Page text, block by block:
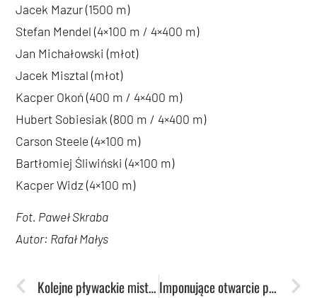
Jacek Mazur (1500 m)
Stefan Mendel (4×100 m / 4×400 m)
Jan Michałowski (młot)
Jacek Misztal (młot)
Kacper Okoń (400 m / 4×400 m)
Hubert Sobiesiak (800 m / 4×400 m)
Carson Steele (4×100 m)
Bartłomiej Śliwiński (4×100 m)
Kacper Widz (4×100 m)
Fot. Paweł Skraba
Autor: Rafał Małys
Kolejne pływackie mistrzostwa w Aqua Lublin. Do walki staną najlepsi 15-latkowie w Polsce Imponujące otwarcie pływackich mistrzostw. Nasi 15 i 16-letni juniorzy z medalami po pierwszym dniu